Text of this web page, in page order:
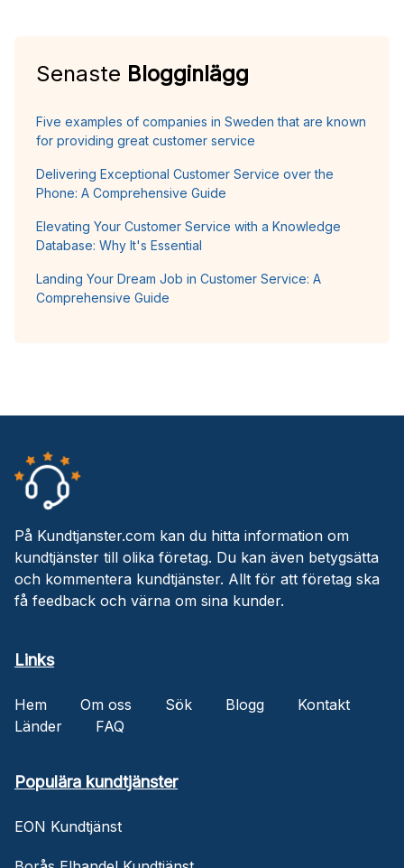
Senaste Blogginlägg
Five examples of companies in Sweden that are known
for providing great customer service
Delivering Exceptional Customer Service over the
Phone: A Comprehensive Guide
Elevating Your Customer Service with a Knowledge
Database: Why It's Essential
Landing Your Dream Job in Customer Service: A
Comprehensive Guide
På Kundtjanster.com kan du hitta information om
kundtjänster till olika företag. Du kan även betygsätta
och kommentera kundtjänster. Allt för att företag ska
få feedback och värna om sina kunder.
Links
Hem Om oss Sök Blogg
Kontakt
Länder
FAQ
Populära kundtjänster
EON Kundtjänst